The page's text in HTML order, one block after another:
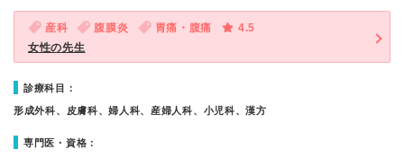
産科 腹膜炎 胃痛・腹痛
4.5
女性の先生
診療科目：
形成外科、皮膚科、婦人科、産婦人科、小児科、漢方
専門医・資格：